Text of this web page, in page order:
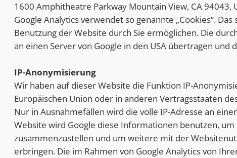
1600 Amphitheatre Parkway Mountain View, CA 94043,
Google Analytics verwendet so genannte „Cookies“.
Benutzung der Website durch Sie ermöglichen. Die
an einen Server von Google in den USA übertragen und
IP-Anonymisierung
Wir haben auf dieser Website die Funktion IP-
Europäischen Union oder in anderen Vertragsstaaten
Nur in Ausnahmefällen wird die volle IP-Adresse an
Website wird Google diese Informationen benutzen,
zusammenzustellen und um weitere mit der
erbringen. Die im Rahmen von Google Analytics von